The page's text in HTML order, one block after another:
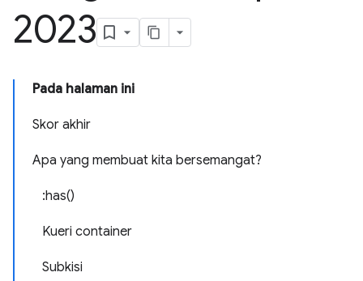
2023
Pada halaman ini
Skor akhir
Apa yang membuat kita bersemangat?
:has()
Kueri container
Subkisi